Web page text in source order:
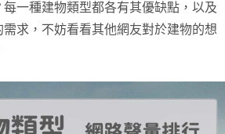
一種建物類型都各有其優缺點，以及
求，不妨看看其他網友對於建物的想